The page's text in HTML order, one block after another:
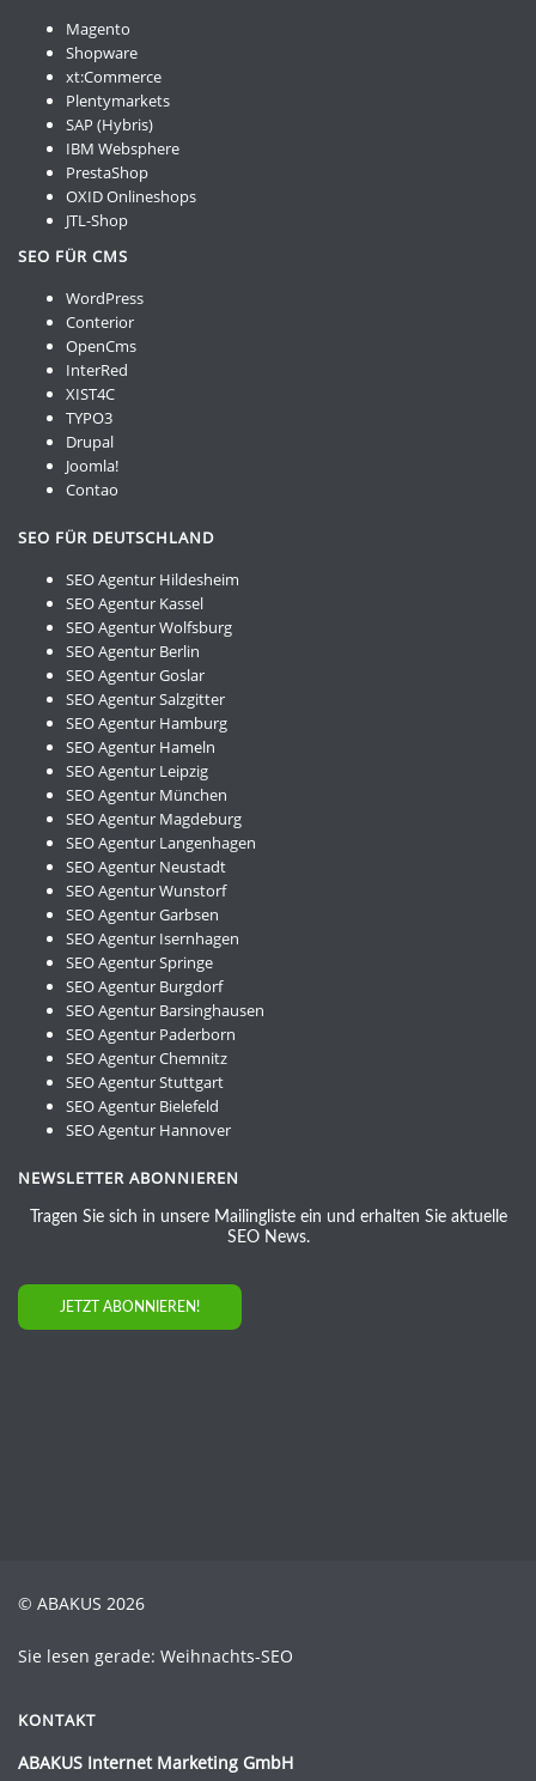
Magento
Shopware
xt:Commerce
Plentymarkets
SAP (Hybris)
IBM Websphere
PrestaShop
OXID Onlineshops
JTL-Shop
SEO FÜR CMS
WordPress
Conterior
OpenCms
InterRed
XIST4C
TYPO3
Drupal
Joomla!
Contao
SEO FÜR DEUTSCHLAND
SEO Agentur Hildesheim
SEO Agentur Kassel
SEO Agentur Wolfsburg
SEO Agentur Berlin
SEO Agentur Goslar
SEO Agentur Salzgitter
SEO Agentur Hamburg
SEO Agentur Hameln
SEO Agentur Leipzig
SEO Agentur München
SEO Agentur Magdeburg
SEO Agentur Langenhagen
SEO Agentur Neustadt
SEO Agentur Wunstorf
SEO Agentur Garbsen
SEO Agentur Isernhagen
SEO Agentur Springe
SEO Agentur Burgdorf
SEO Agentur Barsinghausen
SEO Agentur Paderborn
SEO Agentur Chemnitz
SEO Agentur Stuttgart
SEO Agentur Bielefeld
SEO Agentur Hannover
NEWSLETTER ABONNIEREN
Tragen Sie sich in unsere Mailingliste ein und erhalten Sie aktuelle
SEO News.
JETZT ABONNIEREN!
© ABAKUS 2026
Sie lesen gerade: Weihnachts-SEO
KONTAKT
ABAKUS Internet Marketing GmbH